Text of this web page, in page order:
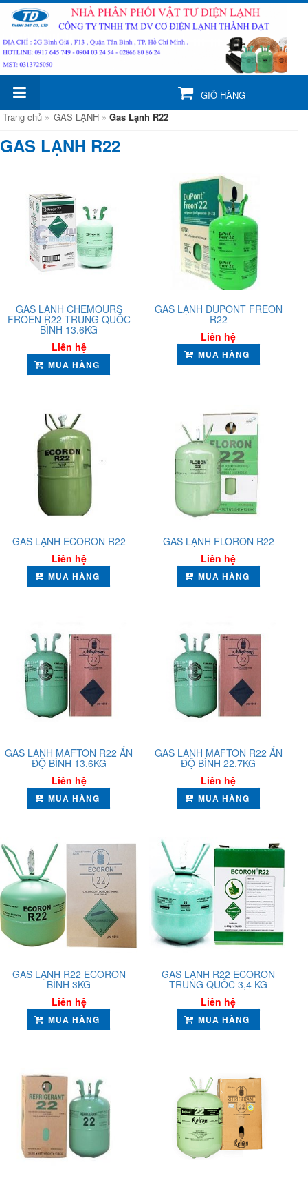
GIỎ HÀNG
Trang chủ » GAS LẠNH » Gas Lạnh R22
GAS LẠNH R22
GAS LẠNH CHEMOURS
FROEN R22 TRUNG QUỐC
BÌNH 13.6KG
Liên hệ
MUA HÀNG
GAS LẠNH DUPONT FREON
R22
Liên hệ
MUA HÀNG
GAS LẠNH ECORON R22
Liên hệ
MUA HÀNG
GAS LẠNH FLORON R22
Liên hệ
MUA HÀNG
GAS LẠNH MAFTON R22 ẤN
ĐỘ BÌNH 13.6KG
Liên hệ
MUA HÀNG
GAS LẠNH MAFTON R22 ẤN
ĐỘ BÌNH 22.7KG
Liên hệ
MUA HÀNG
GAS LẠNH R22 ECORON
BÌNH 3KG
Liên hệ
MUA HÀNG
GAS LẠNH R22 ECORON
TRUNG QUỐC 3,4 KG
Liên hệ
MUA HÀNG